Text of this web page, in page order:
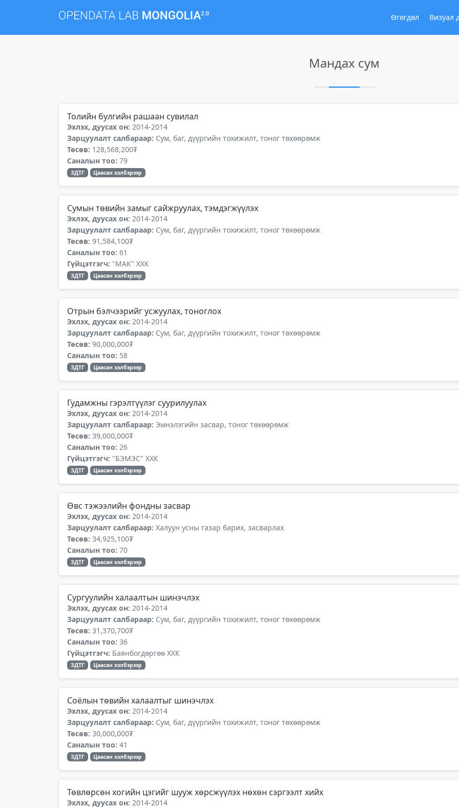
Өгөгдөл Визуал
Мандах сум
Толийн булгийн рашаан сувилал
Эхлэх, дуусах он: 2014-2014
Зарцуулалт салбараар: Сум, баг, дүүргийн тохижилт, тоног төхөөрөмж
Төсөв: 128,568,200₮
Саналын тоо: 79
ЗДТГ Цаасан хэлбэрээр
Сумын төвийн замыг сайжруулах, тэмдэгжүүлэх
Эхлэх, дуусах он: 2014-2014
Зарцуулалт салбараар: Сум, баг, дүүргийн тохижилт, тоног төхөөрөмж
Төсөв: 91,584,100₮
Саналын тоо: 61
Гүйцэтгэгч: "МАК" ХХК
ЗДТГ Цаасан хэлбэрээр
Отрын бэлчээрийг усжуулах, тоноглох
Эхлэх, дуусах он: 2014-2014
Зарцуулалт салбараар: Сум, баг, дүүргийн тохижилт, тоног төхөөрөмж
Төсөв: 90,000,000₮
Саналын тоо: 58
ЗДТГ Цаасан хэлбэрээр
Гудамжны гэрэлтүүлэг суурилуулах
Эхлэх, дуусах он: 2014-2014
Зарцуулалт салбараар: Эмнэлэгийн засвар, тоног төхөөрөмж
Төсөв: 39,000,000₮
Саналын тоо: 26
Гүйцэтгэгч: "БЭМЭС" ХХК
ЗДТГ Цаасан хэлбэрээр
Өвс тэжээлийн фондны засвар
Эхлэх, дуусах он: 2014-2014
Зарцуулалт салбараар: Халуун усны газар барих, засварлах
Төсөв: 34,925,100₮
Саналын тоо: 70
ЗДТГ Цаасан хэлбэрээр
Сургуулийн халаалтын шинэчлэх
Эхлэх, дуусах он: 2014-2014
Зарцуулалт салбараар: Сум, баг, дүүргийн тохижилт, тоног төхөөрөмж
Төсөв: 31,370,700₮
Саналын тоо: 36
Гүйцэтгэгч: Баянбогдөргөө ХХК
ЗДТГ Цаасан хэлбэрээр
Соёлын төвийн халаалтыг шинэчлэх
Эхлэх, дуусах он: 2014-2014
Зарцуулалт салбараар: Сум, баг, дүүргийн тохижилт, тоног төхөөрөмж
Төсөв: 30,000,000₮
Саналын тоо: 41
ЗДТГ Цаасан хэлбэрээр
Төвлөрсөн хогийн цэгийг шууж хөрсжүүлэх нөхөн сэргээлт хийх
Эхлэх, дуусах он: 2014-2014